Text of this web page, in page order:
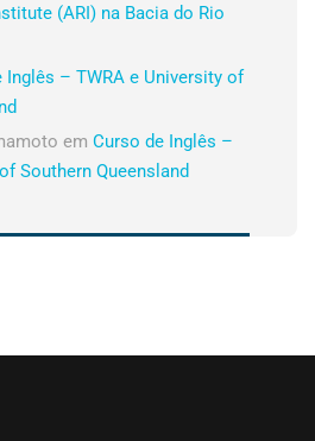
(ARI) na Bacia do Rio
Inglês – TWRA e University of
em Curso de Inglês –
Southern Queensland